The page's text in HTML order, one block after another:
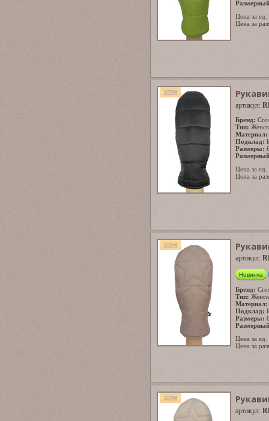
Цена за
Цена за
артикул:
Бренд:
Тип:
Материал:
Подклад:
Размеры:
Цена за
Цена за
артикул:
Новинка
Бренд:
Тип:
Материал:
Подклад:
Размеры:
Цена за
Цена за
артикул: